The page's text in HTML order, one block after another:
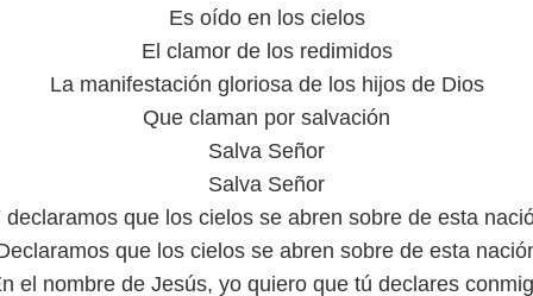
Es oído en los cielos
El clamor de los redimidos
La manifestación gloriosa de los hijos de Dios
Que claman por salvación
Salva Señor
Salva Señor
declaramos que los cielos se abren sobre de esta
que los cielos se abren sobre de esta
el nombre de Jesús, yo quiero que tú declares